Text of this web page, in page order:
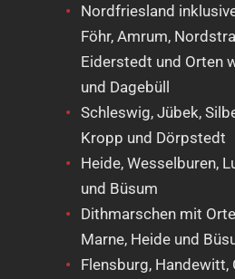
Nordfriesland
Föhr, Amrum,
Eiderstedt und Orten
und Dagebüll
Schleswig, Jübek,
Kropp und Dörpstedt
Heide, Wesselburen,
und Büsum
Dithmarschen mit
Marne, Heide und
Flensburg, Handewitt,